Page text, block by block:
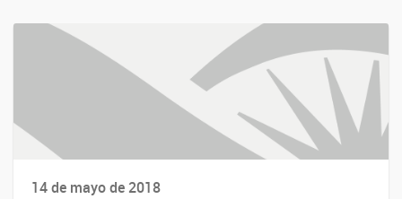
14 de mayo de 2018